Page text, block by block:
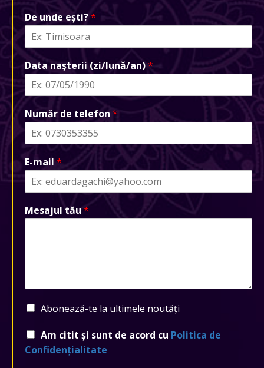
De unde ești?*
Data nașterii (zi/lună/an)*
Număr de telefon *
E-mail *
Mesajul tău*
Abonează-te la ultimele noutăți
Am citit și sunt de acord cu Politica de
Confidențialitate